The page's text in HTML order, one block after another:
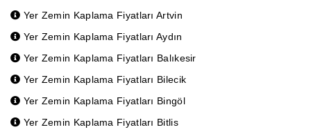
Yer Zemin Kaplama Fiyatları Artvin
Yer Zemin Kaplama Fiyatları Aydın
Yer Zemin Kaplama Fiyatları Balıkesir
Yer Zemin Kaplama Fiyatları Bilecik
Yer Zemin Kaplama Fiyatları Bingöl
Yer Zemin Kaplama Fiyatları Bitlis